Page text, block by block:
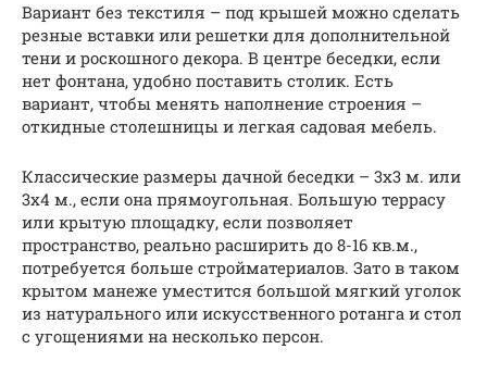
Вариант без текстиля – под крышей можно сделать
резные вставки или решетки для дополнительной
тени и роскошного декора. В центре беседки, если
нет фонтана, удобно поставить столик. Есть
вариант, чтобы менять наполнение строения –
откидные столешницы и легкая садовая мебель.
Классические размеры дачной беседки – 3х3 м. или
3х4 м., если она прямоугольная. Большую террасу
или крытую площадку, если позволяет
пространство, реально расширить до 8-16 кв.м.,
потребуется больше стройматериалов. Зато в таком
крытом манеже уместится большой мягкий уголок
из натурального или искусственного ротанга и стол
с угощениями на несколько персон.